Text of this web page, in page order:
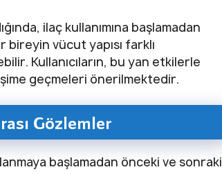
ilaç kullanımına başlamadan
vücut yapısı farklı
Kullanıcıların, bu yan etkilerle
geçmeleri önerilmektedir.
Gözlemler
başlamadan önceki ve sonraki